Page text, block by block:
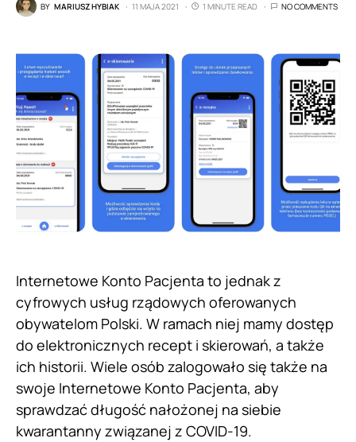
BY MARIUSZ HYBIAK 11 MAJA 2021 1 MINUTE READ NO COMMENTS
Internetowe Konto Pacjenta to jednak z
cyfrowych usług rządowych oferowanych
obywatelom Polski. W ramach niej mamy dostęp
do elektronicznych recept i skierowań, a także
ich historii. Wiele osób zalogowało się także na
swoje Internetowe Konto Pacjenta, aby
sprawdzać długość nałożonej na siebie
kwarantanny związanej z COVID-19.